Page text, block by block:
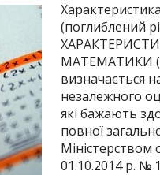
(поглиблений
МАТЕМАТИКИ
визначається
незалежного
які бажають
повної
Міністерством
01.10.2014 р. №